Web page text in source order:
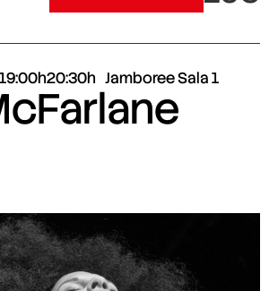
19:00h20:30h Jamboree Sala 1